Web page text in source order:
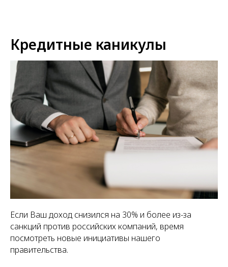
Кредитные каникулы
Если Ваш доход снизился на 30% и более из-за
санкций против российских компаний, время
посмотреть новые инициативы нашего
правительства.